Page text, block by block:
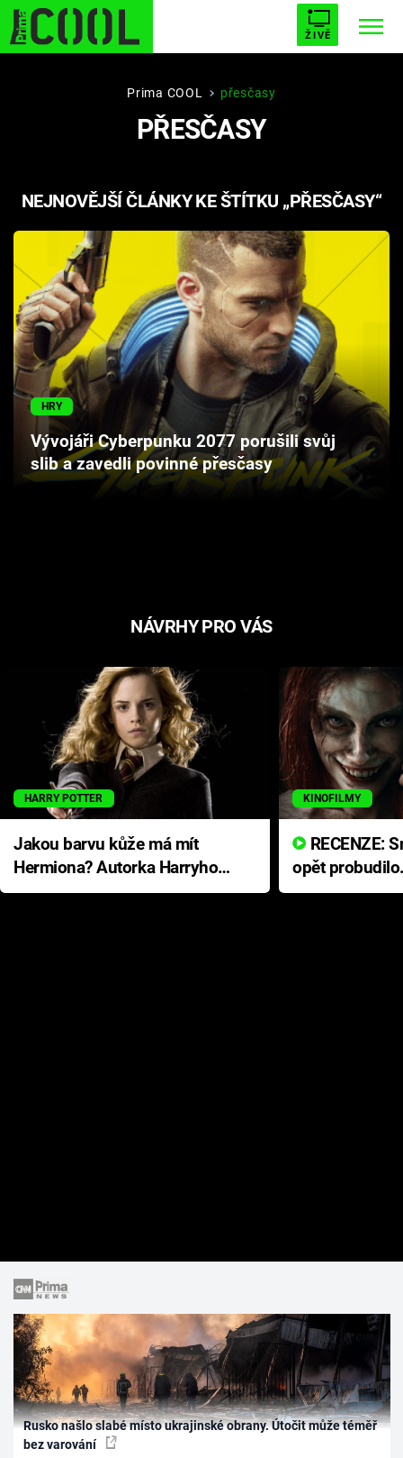
ŽIVĚ
STARHOUSE BUFFY, PŘEMOŽITELKA UPÍRŮ
PLNEJ KOTEL AVENGERS 5
Témata
Filmy
Seriály
Hry
Cool Esport
Pořady
Prima COOL přesčasy
PŘESČASY
NEJNOVĚJŠÍ ČLÁNKY KE ŠTÍTKU „PŘESČASY“
HRY
Vývojáři Cyberpunku 2077 porušili svůj
slib a zavedli povinné přesčasy
NÁVRHY PRO VÁS
HARRY POTTER
Jakou barvu kůže má mít
Hermiona? Autorka Harryho
Pottera přišla s ráznou
KINOFILMY
opět
přichází s
Rusko našlo slabé místo ukrajinské obrany. Útočit může téměř
bez varování